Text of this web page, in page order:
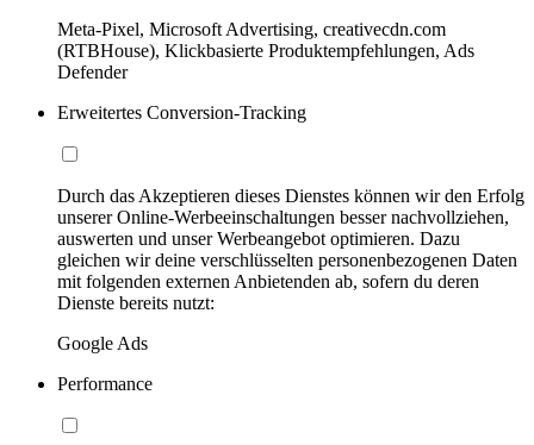
Meta-Pixel, Microsoft Advertising, creativecdn.com
(RTBHouse), Klickbasierte Produktempfehlungen, Ads
Defender
Erweitertes Conversion-Tracking
Durch das Akzeptieren dieses Dienstes können wir den Erfolg
unserer Online-Werbeeinschaltungen besser nachvollziehen,
auswerten und unser Werbeangebot optimieren. Dazu
gleichen wir deine verschlüsselten personenbezogenen Daten
mit folgenden externen Anbietenden ab, sofern du deren
Dienste bereits nutzt:
Google Ads
Performance